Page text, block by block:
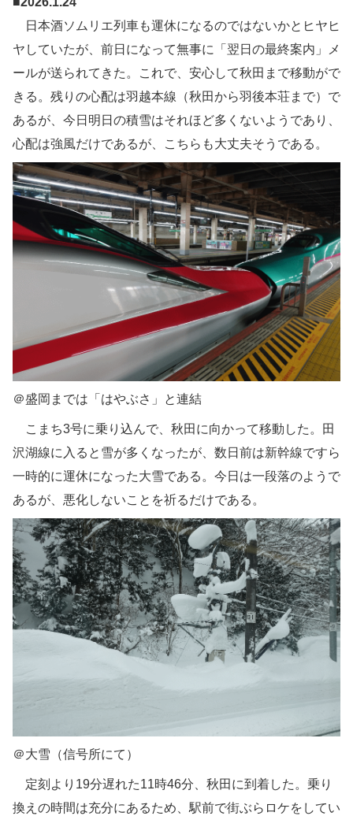
日本酒ソムリエ列車も運休になるのではないかとヒヤヒ
ヤしていたが、前日になって無事に「翌日の最終案内」メ
ールが送られてきた。これで、安心して秋田まで移動がで
きる。残りの心配は羽越本線（秋田から羽後本荘まで）で
あるが、今日明日の積雪はそれほど多くないようであり、
心配は強風だけであるが、こちらも大丈夫そうである。
＠盛岡までは「はやぶさ」と連結
こまち3号に乗り込んで、秋田に向かって移動した。田
沢湖線に入ると雪が多くなったが、数日前は新幹線ですら
一時的に運休になった大雪である。今日は一段落のようで
あるが、悪化しないことを祈るだけである。
＠大雪（信号所にて）
定刻より19分遅れた11時46分、秋田に到着した。乗り
換えの時間は充分にあるため、駅前で街ぶらロケをしてい